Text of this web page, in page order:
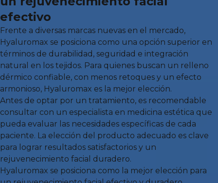
efectivo
Frente a diversas marcas nuevas en el mercado,
Hyaluromax se posiciona como una opción superior en
términos de durabilidad, seguridad e integración
natural en los tejidos. Para quienes buscan un relleno
dérmico confiable, con menos retoques y un efecto
armonioso, Hyaluromax es la mejor elección.
Antes de optar por un tratamiento, es recomendable
consultar con un especialista en medicina estética que
pueda evaluar las necesidades específicas de cada
paciente. La elección del producto adecuado es clave
para lograr resultados satisfactorios y un
rejuvenecimiento facial duradero.
Hyaluromax se posiciona como la mejor elección para